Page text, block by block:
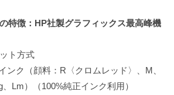
特徴：HP社製グラフィックス最高峰機
ト方式
ンク（顔料：R〈クロムレッド〉、M、
Lm）（100%純正インク利用）